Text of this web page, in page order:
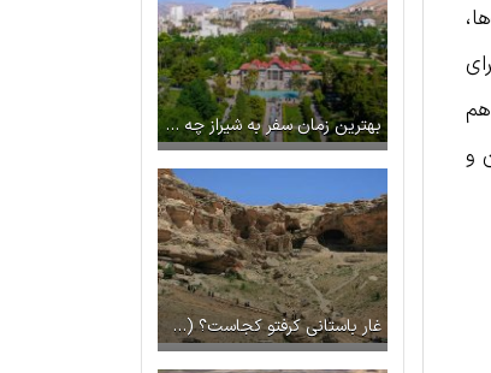
و
بهترین زمان سفر به شیراز چه موقع است؟
غار باستانی کرفتو کجاست؟ (جاذبه‌ها + راهنمای سفر)